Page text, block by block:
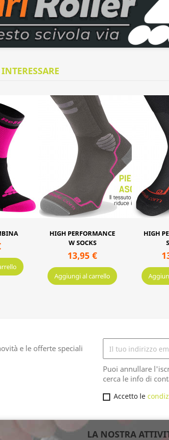
HIGH PERFORMANCE
W SOCKS
13,95 €
Aggiungi al carrello
HIGH
e le offerte speciali
Puoi annullare
cerca le info di
Accetto le
LA NOSTRA